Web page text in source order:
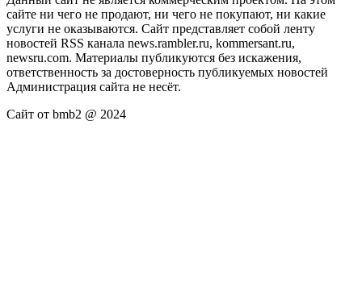
сайте ни чего не продают, ни чего не покупают, ни какие
услуги не оказываются. Сайт представляет собой ленту
новостей RSS канала news.rambler.ru, kommersant.ru,
newsru.com. Материалы публикуются без искажения,
ответственность за достоверность публикуемых новостей
Администрация сайта не несёт.
Сайт от bmb2 @ 2024